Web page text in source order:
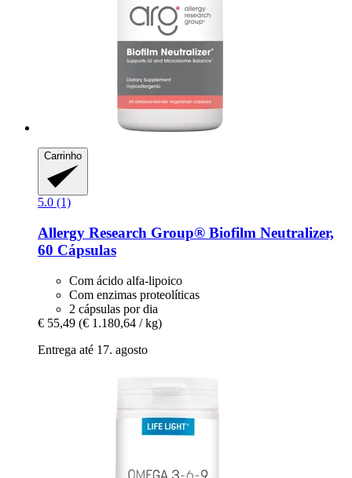
Carrinho
5.0 (1)
Allergy Research Group® Biofilm Neutralizer,
60 Cápsulas
Com ácido alfa-lipoico
Com enzimas proteolíticas
2 cápsulas por dia
€ 55,49 (€ 1.180,64 / kg)
Entrega até 17. agosto